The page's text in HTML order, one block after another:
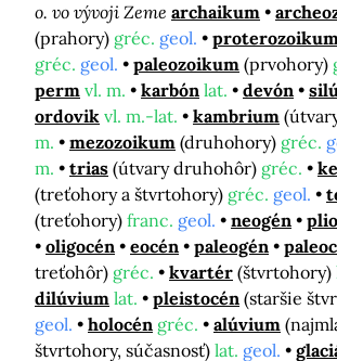
o. vo vývoji Zeme archaikum
(prahory) gréc. geol.
gréc. geol. paleozoikum (prvohory)
perm vl. m. karbón lat. devón
ordovik vl. m.-lat. kambrium
m.
mezozoikum (druhohory) gréc.
m.
trias (útvary druhohôr) gréc.
(treťohory a štvrtohory) gréc. geol.
(treťohory) franc. geol. neogén
oligocén
eocén paleogén
treťohôr) gréc. kvartér (štvrtohory)
dilúvium lat. pleistocén (staršie
geol.
holocén gréc. alúvium
štvrtohory, súčasnosť) lat. geol.